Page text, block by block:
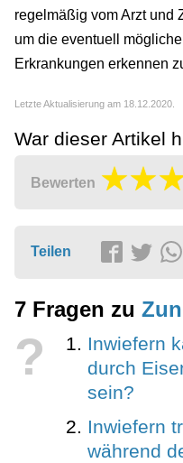
regelmäßig vom Arzt und
um die eventuell
Erkrankungen erkennen
Letzte Aktualisierung am 18.12.2020.
War dieser Artikel
Bewerten
Teilen
7 Fragen zu
?
Inwiefern
durch
sein?
Inwiefern
während